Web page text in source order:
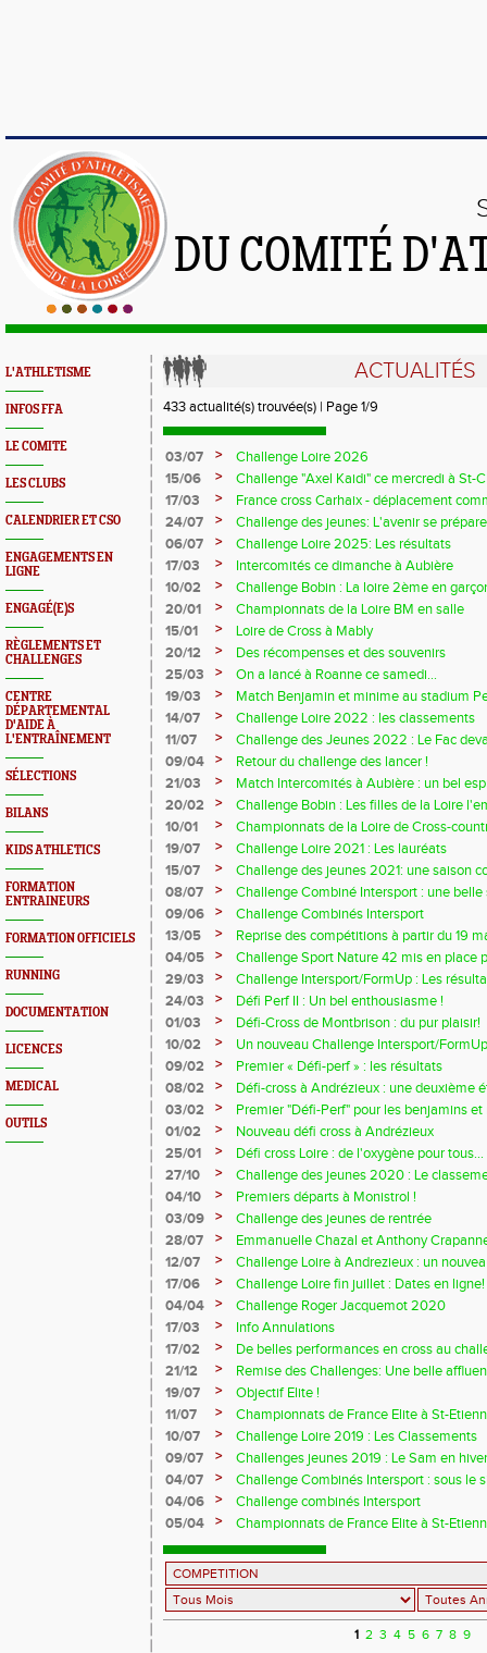
DU COMITÉ
L'ATHLETISME
INFOS FFA
LE COMITE
LES CLUBS
CALENDRIER ET CSO
ENGAGEMENTS EN
LIGNE
ENGAGÉ(E)S
RÈGLEMENTS ET
CHALLENGES
CENTRE
DÉPARTEMENTAL
D'AIDE À
L'ENTRAÎNEMENT
SÉLECTIONS
BILANS
KIDS ATHLETICS
FORMATION
ENTRAINEURS
FORMATION OFFICIELS
RUNNING
DOCUMENTATION
LICENCES
MEDICAL
OUTILS
ACTUALITÉS
433 actualité(s) trouvée(s) | Page 1/9
03/07 >
Challenge Loire 2026
15/06
>
Challenge "Axel Kaidi" ce mercredi à St-
17/03
>
France cross Carhaix - déplacement
24/07
>
Challenge des jeunes: L'avenir se
06/07
>
Challenge Loire 2025: Les résultats
17/03
>
Intercomités ce dimanche à Aubière
10/02
>
Challenge Bobin : La loire 2ème en
20/01
>
Championnats de la Loire BM en salle
15/01
>
Loire de Cross à Mably
20/12
>
Des récompenses et des souvenirs
25/03
>
On a lancé à Roanne ce samedi...
19/03
>
Match Benjamin et minime au stadium
14/07
>
Challenge Loire 2022 : les classements
11/07
>
Challenge des Jeunes 2022 : Le Fac
09/04
>
Retour du challenge des lancer !
21/03
>
Match Intercomités à Aubière : un bel
20/02
>
Challenge Bobin : Les filles de la Loire
10/01
>
Championnats de la Loire de Cross-
19/07
>
Challenge Loire 2021 : Les lauréats
15/07
>
Challenge des jeunes 2021: une saison
08/07
>
Challenge Combiné Intersport : une belle
09/06
>
Challenge Combinés Intersport
13/05
>
Reprise des compétitions à partir du 19
04/05
>
Challenge Sport Nature 42 mis en place
Loire
29/03 >
Challenge Intersport/FormUp : Les
24/03
>
Défi Perf II : Un bel enthousiasme !
01/03
>
Défi-Cross de Montbrison : du pur plaisir!
10/02
>
Un nouveau Challenge Intersport/
09/02
>
Premier « Défi-perf » : les résultats
08/02
>
Défi-cross à Andrézieux : une deuxième
03/02
>
Premier "Défi-Perf" pour les benjamins
01/02
>
Nouveau défi cross à Andrézieux
25/01
>
Défi cross Loire : de l'oxygène pour tous...
27/10
>
Challenge des jeunes 2020 : Le
04/10
>
Premiers départs à Monistrol !
03/09
>
Challenge des jeunes de rentrée
28/07
>
Emmanuelle Chazal et Anthony
Loire
12/07 >
Challenge Loire à Andrezieux : un
17/06
>
Challenge Loire fin juillet : Dates en ligne!
04/04
>
Challenge Roger Jacquemot 2020
17/03
>
Info Annulations
17/02
>
De belles performances en cross au
21/12
>
Remise des Challenges: Une belle
19/07
>
Objectif Elite !
11/07
>
Championnats de France Elite à St-
10/07
>
Challenge Loire 2019 : Les Classements
09/07
>
Challenges jeunes 2019 : Le Sam en
04/07
>
Challenge Combinés Intersport : sous le
04/06
>
Challenge combinés Intersport
05/04
> Championnats de France Elite à St-
1 2 3 4 5 6 7 8 9